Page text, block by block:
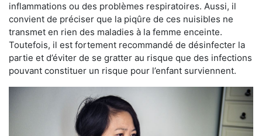
inflammations ou des problèmes respiratoires. Aussi, il
convient de préciser que la piqûre de ces nuisibles ne
transmet en rien des maladies à la femme enceinte.
Toutefois, il est fortement recommandé de désinfecter la
partie et d’éviter de se gratter au risque que des infections
pouvant constituer un risque pour l’enfant surviennent.